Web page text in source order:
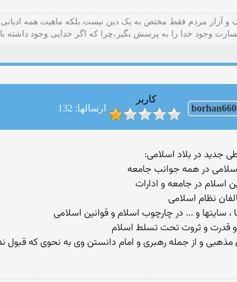
و آزار مردم فقط مختص به یک دین نیست.بلکه ماهیت همه
وجود خدا را به پرسش بگیر،چرا که اگر خدایی وجود داشته
کاربر
ارسالها: 132
جدید در بلاد اسلامی:
در همه جوانب جامعه
اسلام در جامعه و ادارات
نظام اسلامی
، سایتها و ... در چارچوب اسلام و قوانین اسلامی
و ثروت تحت تسلط اسلام
و از جمله رهبری و امام دانستن وی به نحوی که قبول